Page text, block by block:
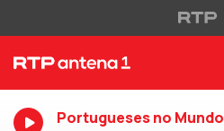
Portugueses no Mundo